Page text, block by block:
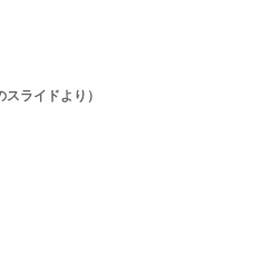
ライドより）